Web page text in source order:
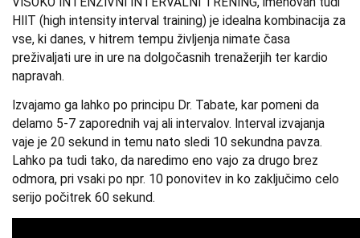
HIIT (high intensity interval training) je idealna kombinacija za
vse, ki danes, v hitrem tempu življenja nimate časa
preživaljati ure in ure na dolgočasnih trenažerjih ter kardio
napravah.
Izvajamo ga lahko po principu Dr. Tabate, kar pomeni da
delamo 5-7 zaporednih vaj ali intervalov. Interval izvajanja
vaje je 20 sekund in temu nato sledi 10 sekundna pavza.
Lahko pa tudi tako, da naredimo eno vajo za drugo brez
odmora, pri vsaki po npr. 10 ponovitev in ko zaključimo celo
serijo počitrek 60 sekund.